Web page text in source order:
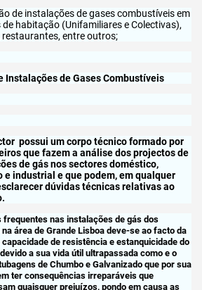
de instalações de gases combustíveis em
de habitação (Unifamiliares e Colectivas),
restaurantes, entre outros;
Instalações de Gases Combustíveis
possui um corpo técnico formado por
que fazem a análise dos projectos de
de gás nos sectores doméstico,
e industrial e que podem, em qualquer
dúvidas técnicas relativas ao
frequentes nas instalações de gás dos
área de Grande Lisboa deve-se ao facto da
capacidade de resistência e estanquicidade do
a sua vida útil ultrapassada como e o
de Chumbo e Galvanizado que por sua
ter consequências irreparáveis que
quaisquer prejuízos, pondo em causa as